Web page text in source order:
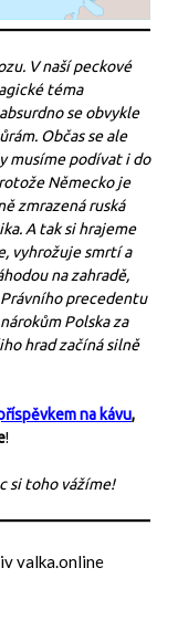
V naší peckové
téma
se obvykle
Občas se ale
musíme podívat i do
Německo je
zmrazená ruská
A tak si hrajeme
vyhrožuje smrtí a
na zahradě,
precedentu
Polska za
hrad začíná silně
na kávu,
!
si toho vážíme!
valka.online